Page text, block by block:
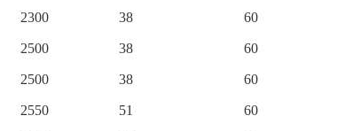
2300 38 60
2500 38 60
2500 38 60
2550 51 60